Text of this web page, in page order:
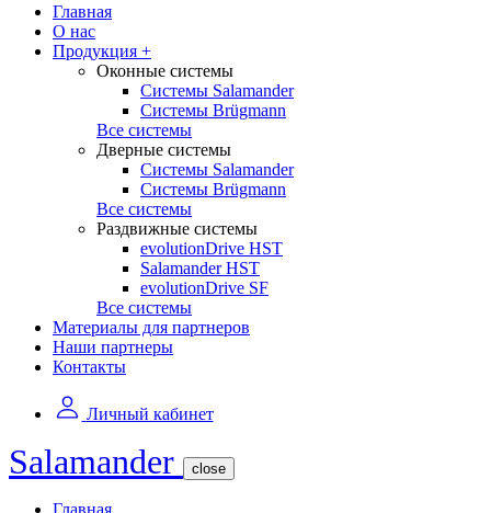
Главная
О нас
Продукция +
Оконные системы
Системы Salamander
Системы Brügmann
Все системы
Дверные системы
Системы Salamander
Системы Brügmann
Все системы
Раздвижные системы
evolutionDrive HST
Salamander HST
evolutionDrive SF
Все системы
Материалы для партнеров
Наши партнеры
Контакты
Личный кабинет
Salamander close